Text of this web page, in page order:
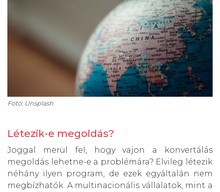
Fotó: Unsplash
Létezik-e megoldás?
Joggal merül fel, hogy vajon a konvertálás
megoldás lehetne-e a problémára? Elvileg létezik
néhány ilyen program, de ezek egyáltalán nem
megbízhatók. A multinacionális vállalatok, mint a